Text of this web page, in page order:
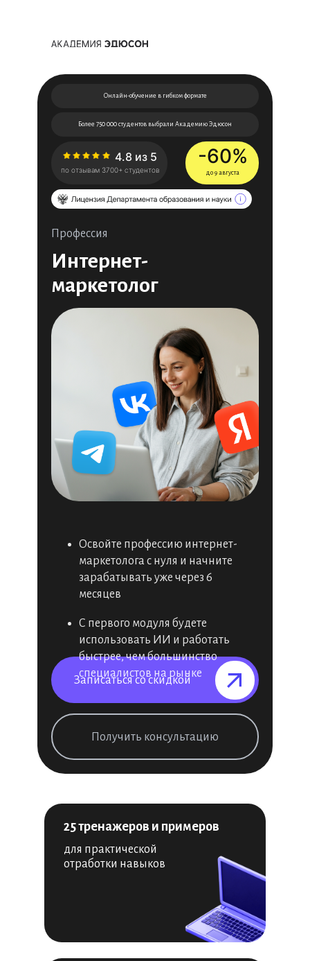
Интернет-
маркетолог
Профессия
Записаться со скидкой⠀⠀⠀⠀⠀
Онлайн-обучение в гибком формате
Более 750 000 студентов выбрали Академию Эдюсон
Освойте профессию интернет-
маркетолога с нуля и начните
зарабатывать уже через 6
месяцев
С первого модуля будете
использовать ИИ и работать
быстрее, чем большинство
специалистов на рынке
-60%
до 9 августа
4.8 из 5
по отзывам 3700+ студентов
Получить консультацию
25 тренажеров и примеров
для практической
отработки навыков